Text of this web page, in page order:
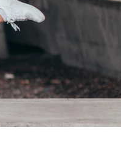
Tidningar Hos Allas.se
Nyhetsbrev
Om Cookies
Integritetspolicy
Skapa Konto
Hantera Preferenser